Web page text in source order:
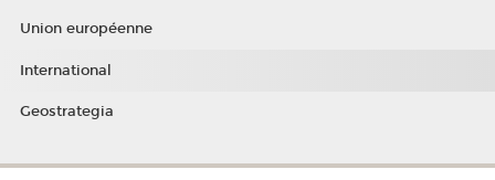
Union européenne
International
Geostrategia